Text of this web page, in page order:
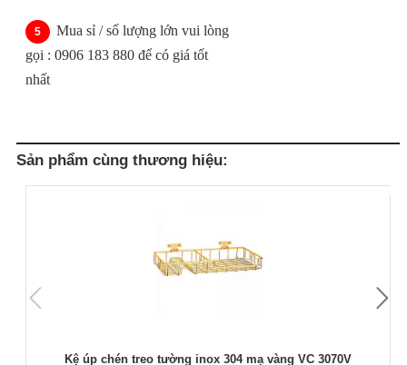
Mua sỉ / số lượng lớn vui lòng
gọi : 0906 183 880 để có giá tốt
nhất
Sản phẩm cùng thương hiệu:
Kệ úp chén treo tường inox 304 mạ vàng VC 3070V